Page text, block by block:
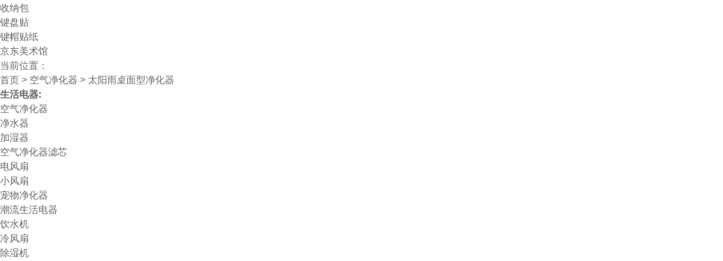
收纳包
键盘贴
键帽贴纸
京东美术馆
当前位置：
首页 > 空气净化器 > 太阳雨桌面型净化器
生活电器:
空气净化器
净水器
加湿器
空气净化器滤芯
电风扇
小风扇
宠物净化器
潮流生活电器
饮水机
冷风扇
除湿机